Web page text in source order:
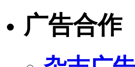
广告合作